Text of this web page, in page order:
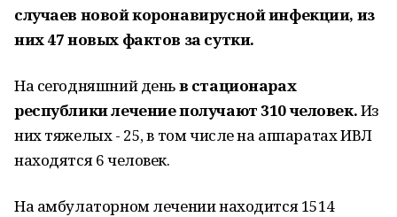
случаев новой коронавирусной инфекции, из
них 47 новых фактов за сутки.
На сегодняшний деньв стационарах
республики лечение получают 310 человек.Из
них тяжелых - 25, в том числе на аппаратах ИВЛ
находятся 6 человек.
На амбулаторном лечении находится 1514